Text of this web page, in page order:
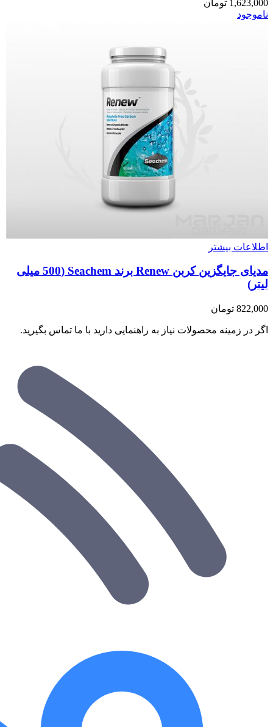
1,623,000 تومان
ناموجود
اطلاعات بیشتر
مدیای جایگزین کربن Renew برند Seachem (500 میلی
لیتر)
822,000 تومان
اگر در زمینه محصولات نیاز به راهنمایی دارید با ما تماس بگیرید.